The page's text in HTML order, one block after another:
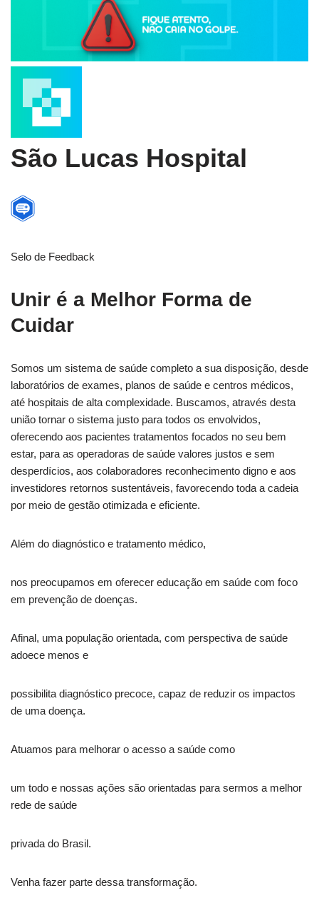
São Lucas Hospital
Selo de Feedback
Unir é a Melhor Forma de
Cuidar
Somos um sistema de saúde completo a sua disposição, desde
laboratórios de exames, planos de saúde e centros médicos,
até hospitais de alta complexidade. Buscamos, através desta
união tornar o sistema justo para todos os envolvidos,
oferecendo aos pacientes tratamentos focados no seu bem
estar, para as operadoras de saúde valores justos e sem
desperdícios, aos colaboradores reconhecimento digno e aos
investidores retornos sustentáveis, favorecendo toda a cadeia
por meio de gestão otimizada e eficiente.
Além do diagnóstico e tratamento médico,
nos preocupamos em oferecer educação em saúde com foco
em prevenção de doenças.
Afinal, uma população orientada, com perspectiva de saúde
adoece menos e
possibilita diagnóstico precoce, capaz de reduzir os impactos
de uma doença.
Atuamos para melhorar o acesso a saúde como
um todo e nossas ações são orientadas para sermos a melhor
rede de saúde
privada do Brasil.
Venha fazer parte dessa transformação.